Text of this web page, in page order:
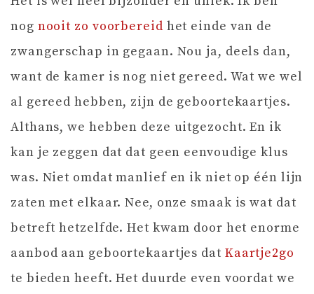
nog nooit zo voorbereid het einde van de
zwangerschap in gegaan. Nou ja, deels dan,
want de kamer is nog niet gereed. Wat we wel
al gereed hebben, zijn de geboortekaartjes.
Althans, we hebben deze uitgezocht. En ik
kan je zeggen dat dat geen eenvoudige klus
was. Niet omdat manlief en ik niet op één lijn
zaten met elkaar. Nee, onze smaak is wat dat
betreft hetzelfde. Het kwam door het enorme
aanbod aan geboortekaartjes dat Kaartje2go
te bieden heeft. Het duurde even voordat we